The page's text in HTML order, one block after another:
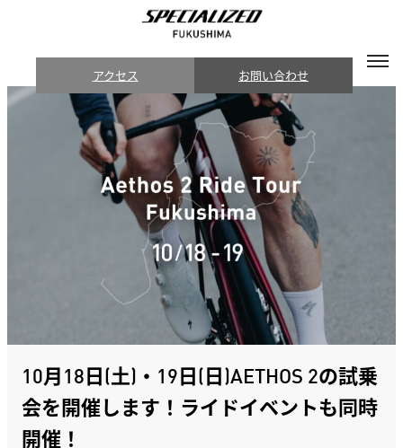
アクセス お問い合わせ
10月18日(土)・19日(日)AETHOS 2の試乗
会を開催します！ライドイベントも同時
開催！